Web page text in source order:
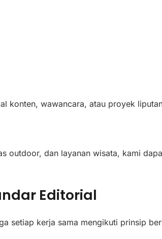
konten, wawancara, atau proyek
outdoor, dan layanan wisata, kami
Editorial
setiap kerja sama mengikuti prinsip